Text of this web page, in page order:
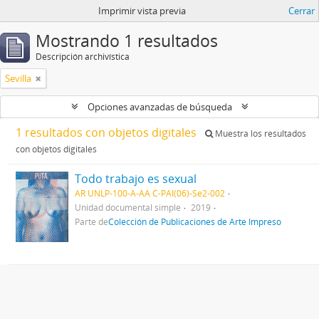
Imprimir vista previa Cerrar
Mostrando 1 resultados
Descripción archivística
Sevilla
Opciones avanzadas de búsqueda
1 resultados con objetos digitales
Muestra los resultados
con objetos digitales
Todo trabajo es sexual
AR UNLP-100-A-AA C-PAI(06)-Se2-002
Unidad documental simple
2019
Parte deColección de Publicaciones de Arte Impreso